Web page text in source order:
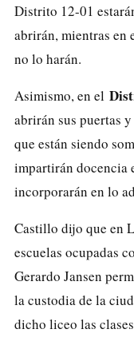
Distrito 12-01
abrirán, mientras en
no lo harán.
Asimismo, en el
abrirán sus puertas
que están siendo
impartirán docencia
incorporarán en lo
Castillo dijo que en
escuelas ocupadas
Gerardo Jansen
la custodia de la
dicho liceo las